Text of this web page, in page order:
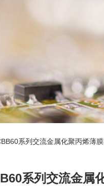
系列交流金属化聚丙烯薄
系列交流金属